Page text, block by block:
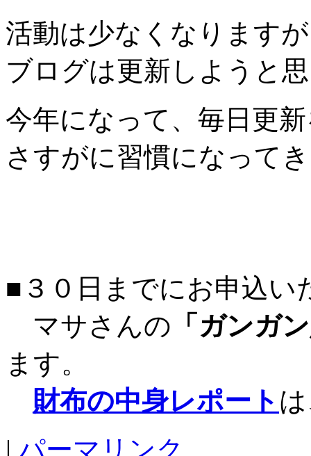
活動は少なくなります
ブログは更新しようと
今年になって、毎日更
さすがに習慣になって
■３０日までにお申込い
マサさんの 「ガンガ
ます。
財布の中身レポート
| パーマリンク